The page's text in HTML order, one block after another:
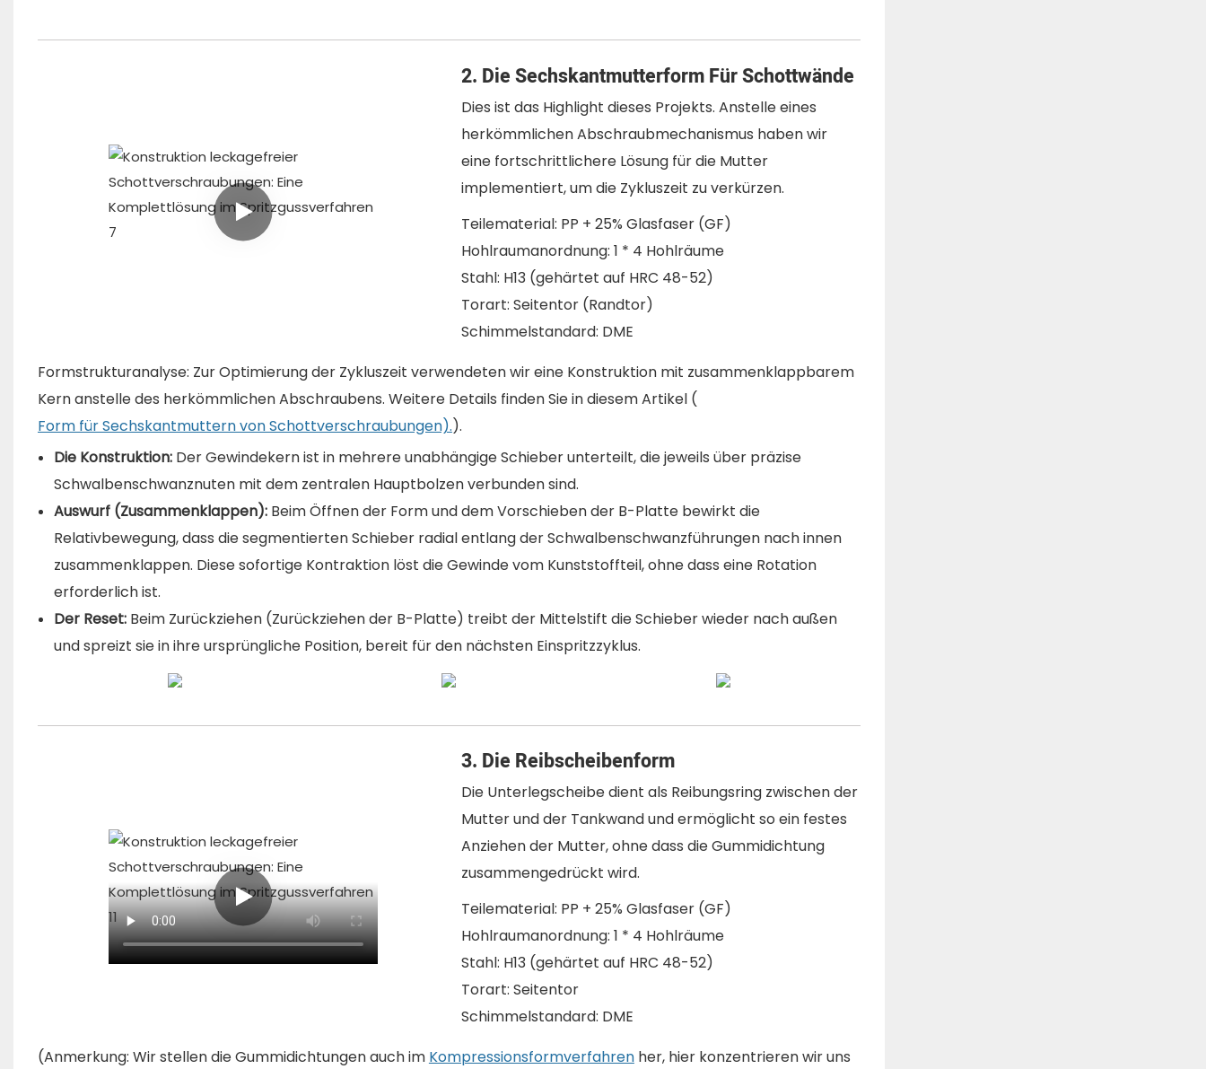
2. Die Sechskantmutterform Für Schottwände
Dies ist das Highlight dieses Projekts. Anstelle eines
herkömmlichen Abschraubmechanismus haben wir
eine fortschrittlichere Lösung für die Mutter
implementiert, um die Zykluszeit zu verkürzen.
Teilematerial: PP + 25% Glasfaser (GF)
Hohlraumanordnung: 1 * 4 Hohlräume
Stahl: H13 (gehärtet auf HRC 48-52)
Torart: Seitentor (Randtor)
Schimmelstandard: DME
Formstrukturanalyse: Zur Optimierung der Zykluszeit verwendeten wir eine Konstruktion mit zusammenklappbarem
Kern anstelle des herkömmlichen Abschraubens. Weitere Details finden Sie in diesem Artikel (
Form für Sechskantmuttern von Schottverschraubungen).).
Die Konstruktion:Der Gewindekern ist in mehrere unabhängige Schieber unterteilt, die jeweils über präzise
Schwalbenschwanznuten mit dem zentralen Hauptbolzen verbunden sind.
Auswurf (Zusammenklappen):Beim Öffnen der Form und dem Vorschieben der B-Platte bewirkt die
Relativbewegung, dass die segmentierten Schieber radial entlang der Schwalbenschwanzführungen nach innen
zusammenklappen. Diese sofortige Kontraktion löst die Gewinde vom Kunststoffteil, ohne dass eine Rotation
erforderlich ist.
Der Reset:Beim Zurückziehen (Zurückziehen der B-Platte) treibt der Mittelstift die Schieber wieder nach außen
und spreizt sie in ihre ursprüngliche Position, bereit für den nächsten Einspritzzyklus.
3. Die Reibscheibenform
Die Unterlegscheibe dient als Reibungsring zwischen der
Mutter und der Tankwand und ermöglicht so ein festes
Anziehen der Mutter, ohne dass die Gummidichtung
zusammengedrückt wird.
Teilematerial: PP + 25% Glasfaser (GF)
Hohlraumanordnung: 1 * 4 Hohlräume
Stahl: H13 (gehärtet auf HRC 48-52)
Torart: Seitentor
Schimmelstandard: DME
(Anmerkung: Wir stellen die Gummidichtungen auch im Kompressionsformverfahrenher, hier konzentrieren wir uns